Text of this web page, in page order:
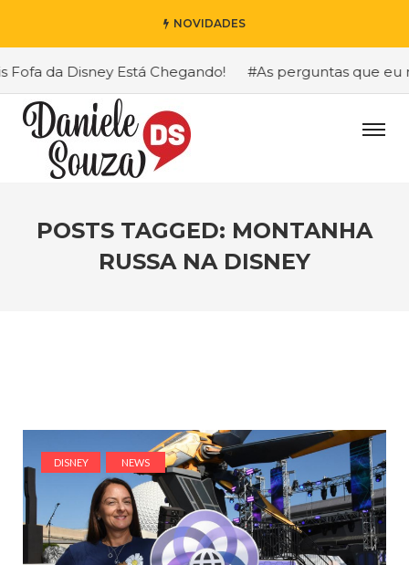
NOVIDADES
da Disney Está Chegando! #As perguntas que eu
POSTS TAGGED: MONTANHA
RUSSA NA DISNEY
DISNEY NEWS